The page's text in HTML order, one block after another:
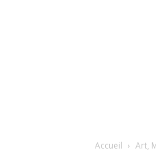
Accueil Art,